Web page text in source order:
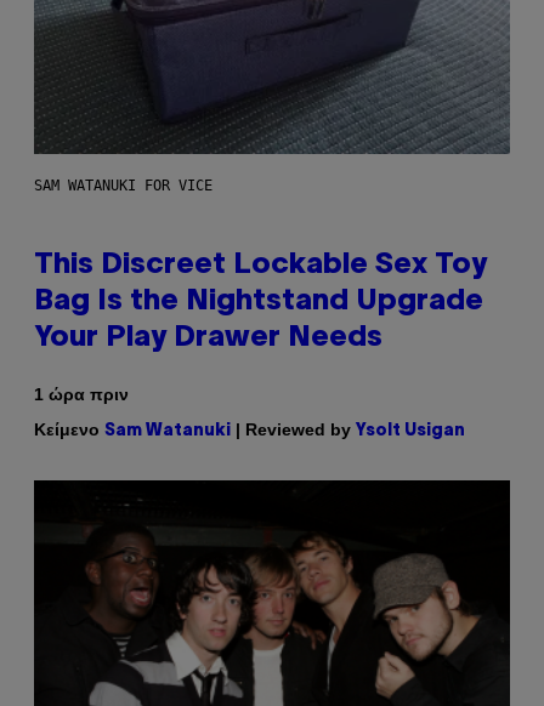
SAM WATANUKI FOR VICE
This Discreet Lockable Sex Toy
Bag Is the Nightstand Upgrade
Your Play Drawer Needs
1 ώρα πριν
Κείμενο Sam Watanuki | Reviewed by Ysolt Usigan